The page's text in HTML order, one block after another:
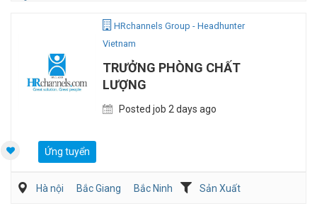
HRchannels Group - Headhunter
Vietnam
TRƯỞNG PHÒNG CHẤT
LƯỢNG
Posted job 2 days ago
Ứng tuyển
Hà nội Bắc Giang Bắc Ninh
Sản Xuất